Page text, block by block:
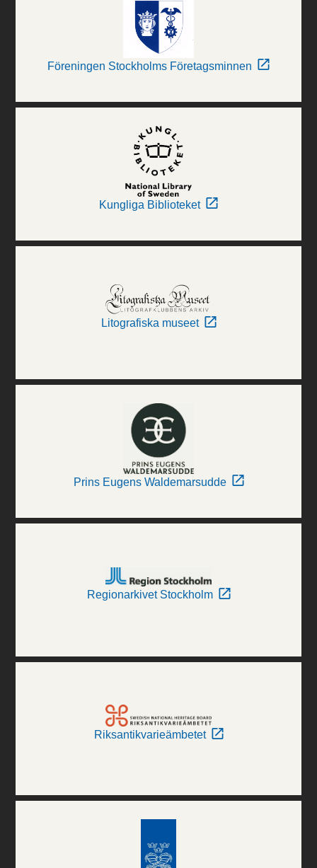
Föreningen Stockholms Företagsminnen
Kungliga Biblioteket
Litografiska museet
Prins Eugens Waldemarsudde
Regionarkivet Stockholm
Riksantikvarieämbetet